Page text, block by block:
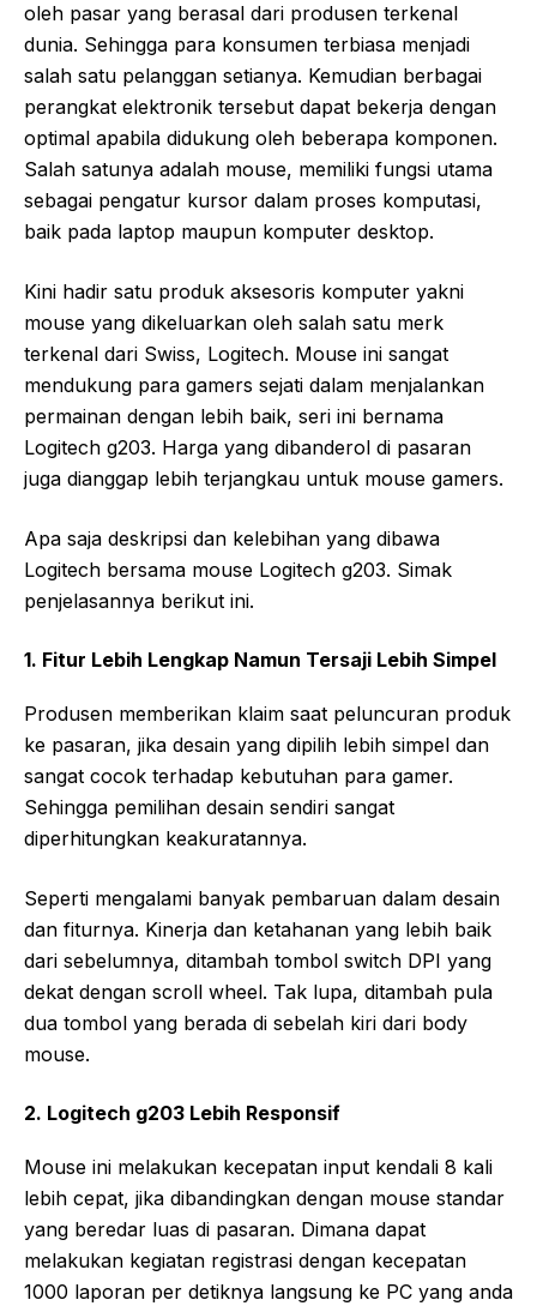
oleh pasar yang berasal dari produsen terkenal
dunia. Sehingga para konsumen terbiasa menjadi
salah satu pelanggan setianya. Kemudian berbagai
perangkat elektronik tersebut dapat bekerja dengan
optimal apabila didukung oleh beberapa komponen.
Salah satunya adalah mouse, memiliki fungsi utama
sebagai pengatur kursor dalam proses komputasi,
baik pada laptop maupun komputer desktop.
Kini hadir satu produk aksesoris komputer yakni
mouse yang dikeluarkan oleh salah satu merk
terkenal dari Swiss, Logitech. Mouse ini sangat
mendukung para gamers sejati dalam menjalankan
permainan dengan lebih baik, seri ini bernama
Logitech g203. Harga yang dibanderol di pasaran
juga dianggap lebih terjangkau untuk mouse gamers.
Apa saja deskripsi dan kelebihan yang dibawa
Logitech bersama mouse Logitech g203. Simak
penjelasannya berikut ini.
1. Fitur Lebih Lengkap Namun Tersaji Lebih Simpel
Produsen memberikan klaim saat peluncuran produk
ke pasaran, jika desain yang dipilih lebih simpel dan
sangat cocok terhadap kebutuhan para gamer.
Sehingga pemilihan desain sendiri sangat
diperhitungkan keakuratannya.
Seperti mengalami banyak pembaruan dalam desain
dan fiturnya. Kinerja dan ketahanan yang lebih baik
dari sebelumnya, ditambah tombol switch DPI yang
dekat dengan scroll wheel. Tak lupa, ditambah pula
dua tombol yang berada di sebelah kiri dari body
mouse.
2. Logitech g203 Lebih Responsif
Mouse ini melakukan kecepatan input kendali 8 kali
lebih cepat, jika dibandingkan dengan mouse standar
yang beredar luas di pasaran. Dimana dapat
melakukan kegiatan registrasi dengan kecepatan
1000 laporan per detiknya langsung ke PC yang anda